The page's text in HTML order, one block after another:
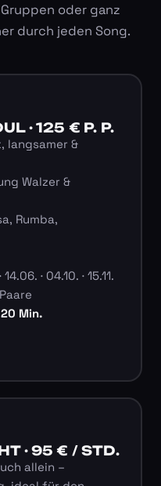
oder ganz
durch jeden Song.
· 125 € P. P.
langsamer &
Walzer &
Rumba,
· 04.10. · 15.11.
Min.
· 95 € / STD.
allein –